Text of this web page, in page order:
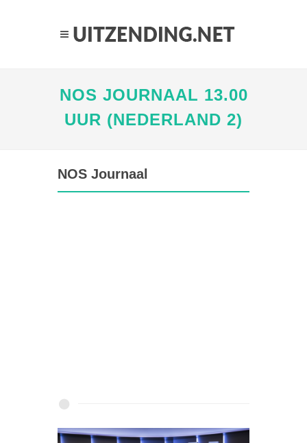
NOS JOURNAAL 13.00
UUR (NEDERLAND 2)
NOS Journaal